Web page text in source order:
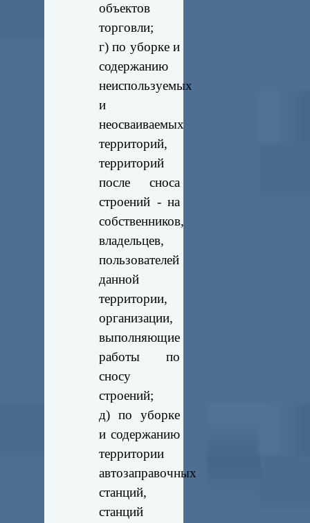
объектов
торговли;
г) по уборке и
содержанию
неиспользуемых
и
неосваиваемых
территорий,
территорий
после сноса
строений - на
собственников,
владельцев,
пользователей
данной
территории,
организации,
выполняющие
работы по
сносу
строений;
д) по уборке
и содержанию
территории
автозаправочных
станций,
станций